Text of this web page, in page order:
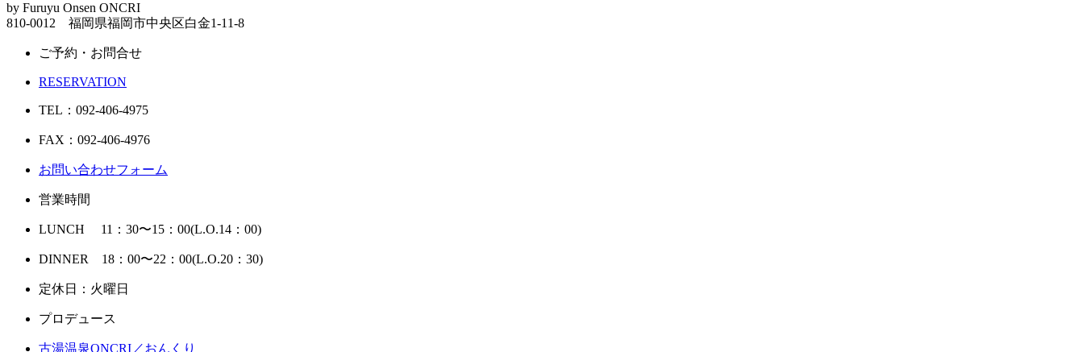
by Furuyu Onsen ONCRI
810-0012 福岡県福岡市中央区白金1-11-8
ご予約・お問合せ
RESERVATION
TEL：092-406-4975
FAX：092-406-4976
お問い合わせフォーム
営業時間
LUNCH 11：30〜15：00(L.O.14：00)
DINNER 18：00〜22：00(L.O.20：30)
定休日：火曜日
プロデュース
古湯温泉ONCRI／おんくり